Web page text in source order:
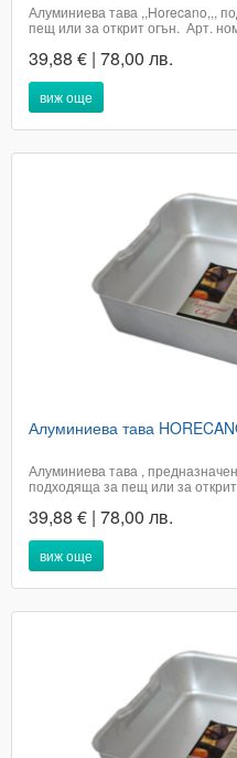
Алуминиева тава ,,Horecano,,,
пещ или за открит огън. Арт.
артикула и е за сметка на
посочете...
39,88 € | 78,00 лв.
виж още
Алуминиева тава
Алуминиева тава ,
подходяща за пещ или за
в цената на артикула и е за
доставка, посочете удобен...
39,88 € | 78,00 лв.
виж още